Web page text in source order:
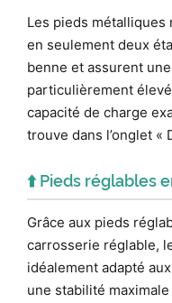
Les pieds
en seulement deux
benne et assurent
particulièrement
capacité de charge
trouve dans l’onglet «
⬆️ Pieds réglables
Grâce aux pieds
carrosserie réglable,
idéalement adapté
une stabilité